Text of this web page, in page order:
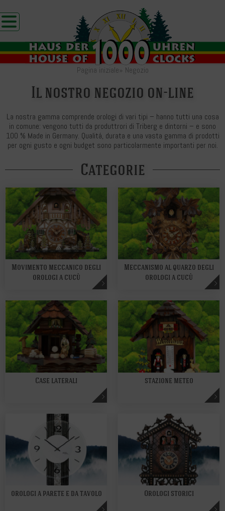
Pagina iniziale» Negozio
Il nostro negozio on-line
La nostra gamma comprende orologi di vari tipi – hanno tutti una cosa
in comune: vengono tutti da produttrori di Triberg e dintorni – e sono
100 % Made in Germany. Qualitá, durata e una vasta gamma di prodotti
per ogni gusto e ogni budget sono particolarmente importanti per noi.
Categorie
Movimento meccanico degli
orologi a cucù
Meccanismo al quarzo degli
orologi a cucù
Case laterali stazione meteo
orologi a parete e da tavolo Orologi storici